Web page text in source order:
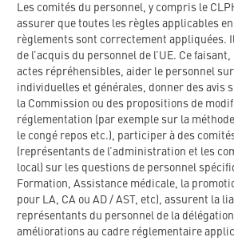
Les comités du personnel, y compris le
assurer que toutes les règles applicables
règlements sont correctement appliquées.
de l’acquis du personnel de l’UE. Ce
actes répréhensibles, aider le personnel
individuelles et générales, donner des avis
la Commission ou des propositions de
réglementation (par exemple sur la
le congé repos etc.), participer à des
(représentants de l’administration et les
local) sur les questions de personnel
Formation, Assistance médicale, la
pour LA, CA ou AD / AST, etc), assurent la
représentants du personnel de la
améliorations au cadre réglementaire